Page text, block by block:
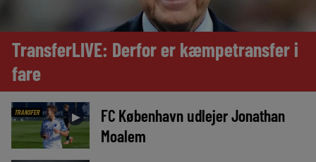
TransferLIVE: Derfor er kæmpetransfer i
fare
TRANSFER ►
FC København udlejer Jonathan
Moalem